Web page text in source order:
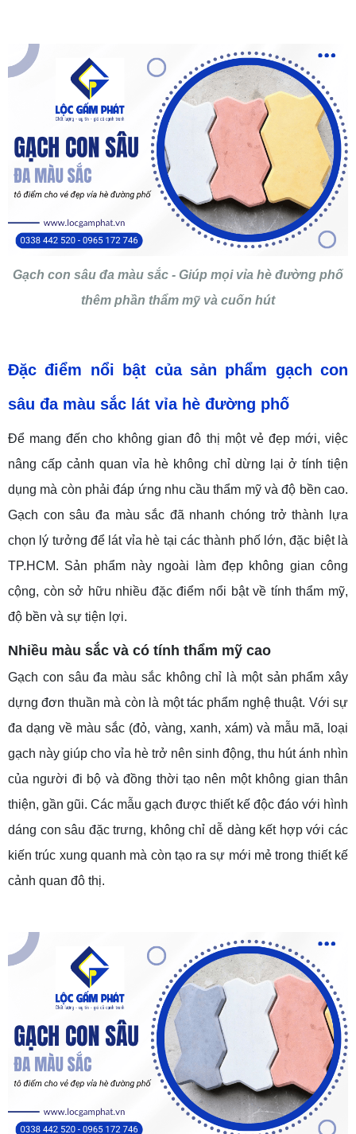
Gạch con sâu đa màu sắc - Giúp mọi vỉa hè đường phố
thêm phần thẩm mỹ và cuốn hút
Đặc điểm nổi bật của sản phẩm gạch con
sâu đa màu sắc lát vỉa hè đường phố
Để mang đến cho không gian đô thị một vẻ đẹp mới, việc
nâng cấp cảnh quan vỉa hè không chỉ dừng lại ở tính tiện
dụng mà còn phải đáp ứng nhu cầu thẩm mỹ và độ bền cao.
Gạch con sâu đa màu sắc đã nhanh chóng trở thành lựa
chọn lý tưởng để lát vỉa hè tại các thành phố lớn, đặc biệt là
TP.HCM. Sản phẩm này ngoài làm đẹp không gian công
cộng, còn sở hữu nhiều đặc điểm nổi bật về tính thẩm mỹ,
độ bền và sự tiện lợi.
Nhiều màu sắc và có tính thẩm mỹ cao
Gạch con sâu đa màu sắc không chỉ là một sản phẩm xây
dựng đơn thuần mà còn là một tác phẩm nghệ thuật. Với sự
đa dạng về màu sắc (đỏ, vàng, xanh, xám) và mẫu mã, loại
gạch này giúp cho vỉa hè trở nên sinh động, thu hút ánh nhìn
của người đi bộ và đồng thời tạo nên một không gian thân
thiện, gần gũi. Các mẫu gạch được thiết kế độc đáo với hình
dáng con sâu đặc trưng, không chỉ dễ dàng kết hợp với các
kiến trúc xung quanh mà còn tạo ra sự mới mẻ trong thiết kế
cảnh quan đô thị.